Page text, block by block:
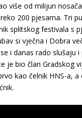
više od milijun
200 pjesama. Tri
splitskog festivala s
si vječna i Dobra
i danas rado slušaju i
je bio član Gradskog
kao čelnik HNS-a, a